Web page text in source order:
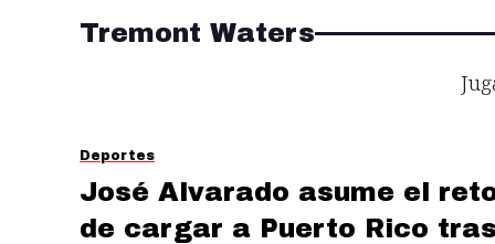
Tremont Waters
Deportes
José Alvarado asume el
de cargar a Puerto Rico